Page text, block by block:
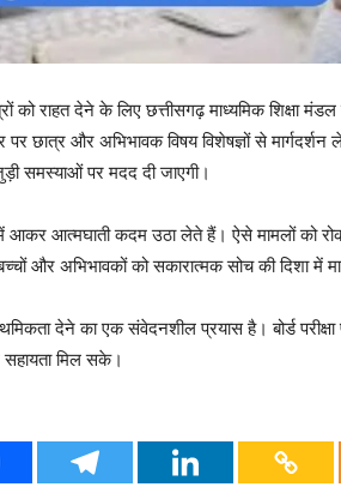
को राहत देने के लिए छत्तीसगढ़ माध्यमिक शिक्षा
छात्र और अभिभावक विषय विशेषज्ञों से
समस्याओं पर मदद दी जाएगी।
में आकर आत्मघाती कदम उठा लेते हैं। ऐसे मामलों को
और अभिभावकों को सकारात्मक सोच की दिशा में
देने का एक संवेदनशील प्रयास है। बोर्ड परीक्षा
मिल सके।